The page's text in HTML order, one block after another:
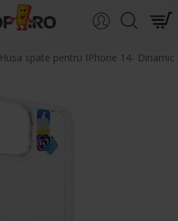
Husa spate pentru IPhone 14- Dinamic